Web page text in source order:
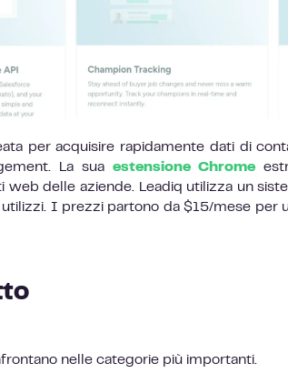
per acquisire rapidamente dati di
La sua estensione Chrome
delle aziende. Leadiq utilizza un
I prezzi partono da $15/mese per
nelle categorie più importanti.